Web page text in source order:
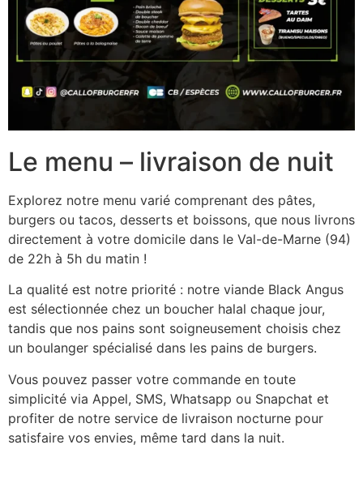
Le menu – livraison de nuit
Explorez notre menu varié comprenant des pâtes,
burgers ou tacos, desserts et boissons, que nous livrons
directement à votre domicile dans le Val-de-Marne (94)
de 22h à 5h du matin !
La qualité est notre priorité : notre viande Black Angus
est sélectionnée chez un boucher halal chaque jour,
tandis que nos pains sont soigneusement choisis chez
un boulanger spécialisé dans les pains de burgers.
Vous pouvez passer votre commande en toute
simplicité via Appel, SMS, Whatsapp ou Snapchat et
profiter de notre service de livraison nocturne pour
satisfaire vos envies, même tard dans la nuit.